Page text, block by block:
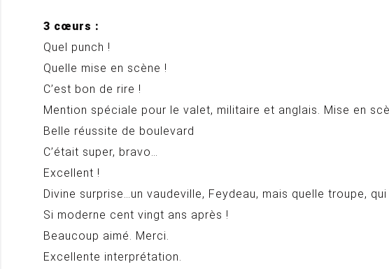
3 cœurs :
Quel punch !
Quelle mise en scène !
C’est bon de rire !
Mention spéciale pour le valet, militaire et anglais. Mise en
Belle réussite de boulevard
C’était super, bravo…
Excellent !
Divine surprise…un vaudeville, Feydeau, mais quelle troupe,
Si moderne cent vingt ans après !
Beaucoup aimé. Merci.
Excellente interprétation.